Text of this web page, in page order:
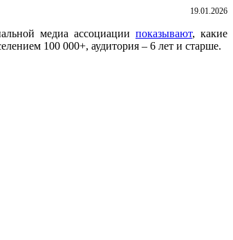
19.01.2026
медиа ассоциации показывают, какие
100 000+, аудитория – 6 лет и старше.